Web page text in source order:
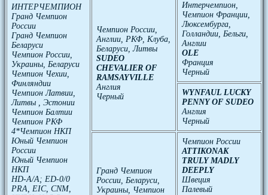
ИНТЕРЧЕМПИОН
Гранд Чемпион
России
Гранд Чемпион
Беларуси
Чемпион России,
Украины, Беларуси
Чемпион Чехии,
Финляндии
Чемпион Латвии,
Литвы , Эстонии
Чемпион Балтии
Чемпион РКФ
4*Чемпион НКП
Юный Чемпион
России
Юный Чемпион
НКП
HD-A/A; ED-0/0
PRA, EIC, CNM,
Чемпион России,
Англии, РКФ, Клуба,
Беларуси, Литвы
SUDEO
CHEVALIER OF
RAMSAYVILLE
Англия
Черный
Интерчемпион,
Чемпион Франции,
Люксембурга,
Голландии, Бельги,
Англии
OLE
Франция
Черный
WYNFAUL LUCKY
PENNY OF SUDEO
Англия
Черный
Гранд Чемпион
России, Беларуси,
Украины, Чемпион
Чемпион России
ATTIKONAK
TRULY MADLY
DEEPLY
Швеция
Палевый